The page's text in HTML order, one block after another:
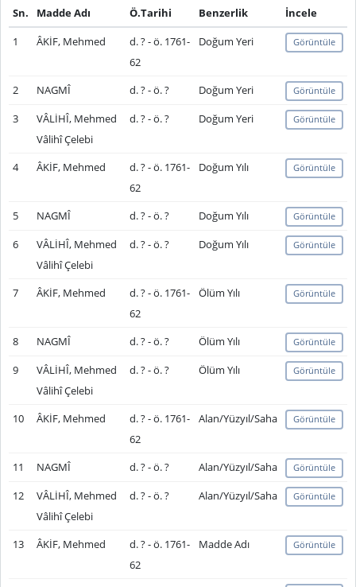
Sn. Madde Adı
Ö.Tarihi
Benzerlik
İncele
1
ÂKİF, Mehmed
d. ? - ö. 1761-
62
Doğum Yeri Görüntüle
2 NAGMÎ d. ? - ö. ? Doğum Yeri Görüntüle
3
VÂLİHÎ, Mehmed
Vâlihî Çelebi
d. ? - ö. ? Doğum Yeri Görüntüle
4 ÂKİF, Mehmed
d. ? - ö. 1761-
62
Doğum Yılı Görüntüle
5 NAGMÎ d. ? - ö. ? Doğum Yılı Görüntüle
6
VÂLİHÎ, Mehmed
Vâlihî Çelebi
d. ? - ö. ? Doğum Yılı Görüntüle
7 ÂKİF, Mehmed
d. ? - ö. 1761-
62
Ölüm Yılı Görüntüle
8 NAGMÎ d. ? - ö. ? Ölüm Yılı Görüntüle
9
VÂLİHÎ, Mehmed
Vâlihî Çelebi
d. ? - ö. ? Ölüm Yılı Görüntüle
10 ÂKİF, Mehmed
d. ? - ö. 1761-
62
Alan/Yüzyıl/Saha Görüntüle
11 NAGMÎ d. ? - ö. ? Alan/Yüzyıl/Saha Görüntüle
12
VÂLİHÎ, Mehmed
Vâlihî Çelebi
d. ? - ö. ? Alan/Yüzyıl/Saha Görüntüle
13 ÂKİF, Mehmed
d. ? - ö. 1761-
62
Madde Adı Görüntüle